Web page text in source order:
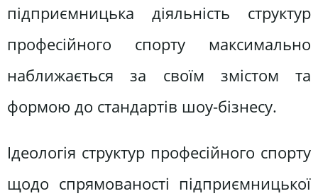
підприємницька діяльність структур
професійного спорту максимально
наближається за своїм змістом та
формою до стандартів шоу-бізнесу.
Ідеологія структур професійного спорту
щодо спрямованості підприємницької